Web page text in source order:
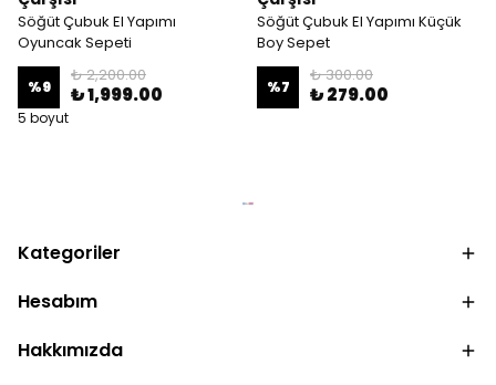
Söğüt Çubuk El Yapımı
Oyuncak Sepeti
%9
₺ 2,200.00
₺ 1,999.00
5 boyut
Söğüt Çubuk El Yapımı Küçük
Boy Sepet
%7
₺ 300.00
₺ 279.00
Kategoriler
Hesabım
Hakkımızda